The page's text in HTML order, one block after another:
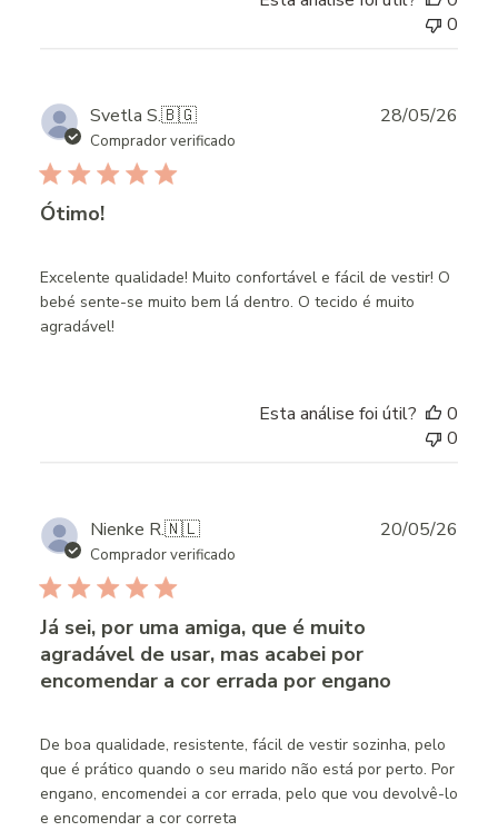
0
Svetla S.🇧🇬
Comprador verificado
Ótimo!
Excelente qualidade! Muito confortável e fácil de vestir! O
bebé sente-se muito bem lá dentro. O tecido é muito
agradável!
28/05/26
Esta análise foi útil?
0
0
Nienke R.🇳🇱
Comprador verificado
Já sei, por uma amiga, que é muito
agradável de usar, mas acabei por
encomendar a cor errada por engano
De boa qualidade, resistente, fácil de vestir sozinha, pelo
que é prático quando o seu marido não está por perto. Por
engano, encomendei a cor errada, pelo que vou devolvê-lo
e encomendar a cor correta
20/05/26